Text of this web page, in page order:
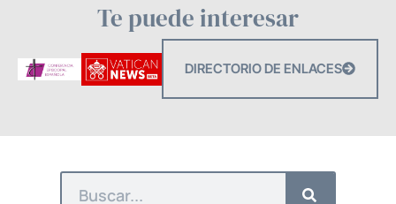
Te puede interesar
DIRECTORIO DE ENLACES